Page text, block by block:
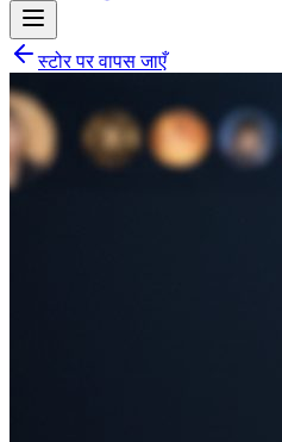
स्टोर पर वापस जाएँ